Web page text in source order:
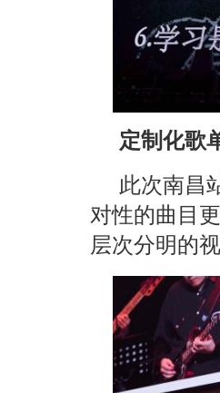
定制化歌
此次南昌
对性的曲目
层次分明的